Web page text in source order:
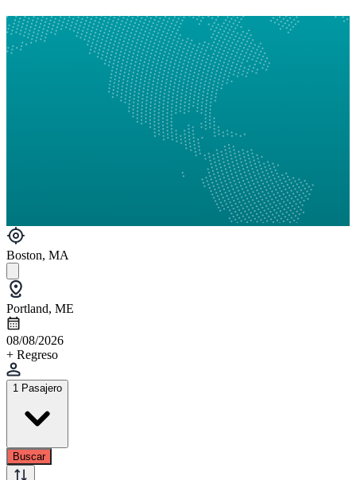
Boston, MA
Portland, ME
08/08/2026
+ Regreso
1 Pasajero
Buscar